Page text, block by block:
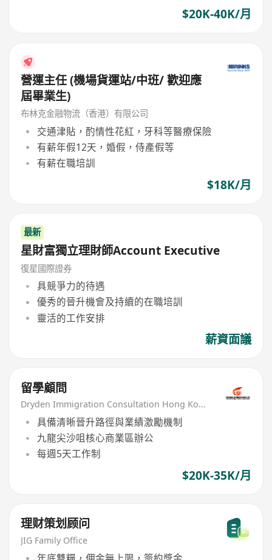
$20K-40K/月
營運主任 (機場貨運站/中班/ 歡迎應
屆畢業生)
布林克金融物流（香港）有限公司
交通津貼，酌情性花紅，牙科等醫療保險
有薪年假12天，婚假，侍產假等
有薪在職培訓
$18K/月
最新
星財富獨立理財師Account Executive
復星國際證券
具競爭力的待遇
優秀的晉升機會及持續的在職培訓
靈活的工作安排
薪資面議
留學顧問
Dryden Immigration Consultation Hong Kong Limited
具備清晰晉升路徑與業績激勵機制
九龍尖沙咀核心商業區辦公
每週5天工作制
$20K-35K/月
理财策划顾问
JIG Family Office